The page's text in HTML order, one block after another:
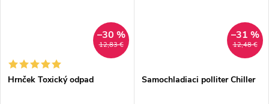
12,83 €
–30 %
Hrnček Toxický odpad
12,48 €
–31 %
Samochladiaci polliter Chiller